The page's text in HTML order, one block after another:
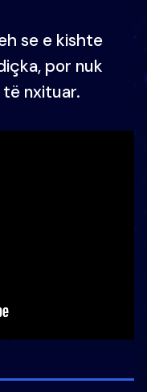
se e kishte
por nuk
nxituar.